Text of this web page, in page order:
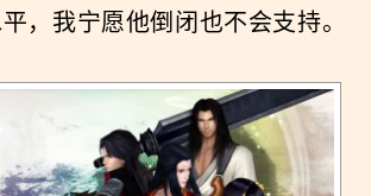
，我宁愿他倒闭也不会支持。